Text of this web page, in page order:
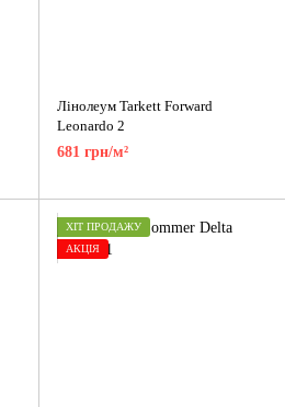
Лінолеум Tarkett Forward
Leonardo 2
681 грн/м²
ХІТ ПРОДАЖУ
АКЦІЯ